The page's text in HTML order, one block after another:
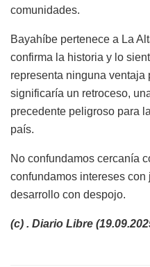
comunidades.
Bayahíbe pertenece a La
confirma la historia y lo
representa ninguna ventaja
significaría un retroceso,
precedente peligroso para
país.
No confundamos cercanía
confundamos intereses con
desarrollo con despojo.
(c) . Diario Libre